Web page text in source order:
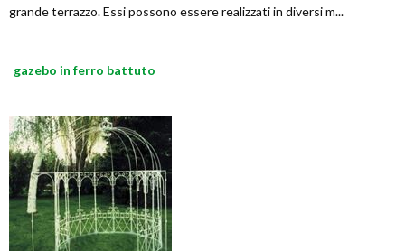
grande terrazzo. Essi possono essere realizzati in diversi m...
gazebo in ferro battuto